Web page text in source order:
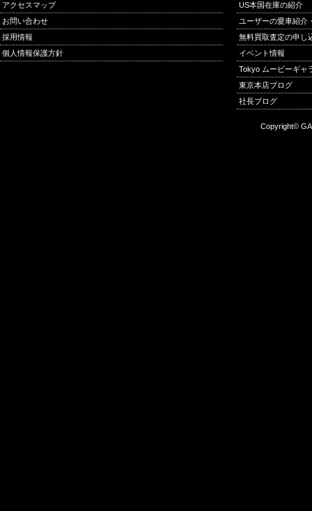
アクセスマップ
お問い合わせ
採用情報
個人情報保護方針
US本国在庫の紹介
ユーザーの愛車紹介
無料買取査定の申し
イベント情報
Tokyo ムービーギャ
東京本店ブログ
社長ブログ
Copyright©